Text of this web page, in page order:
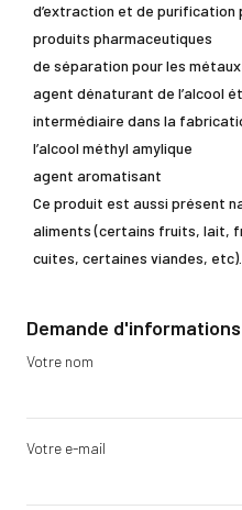
d’extraction et de
produits pharmaceutiques
de séparation pour les métaux
agent dénaturant de l’alcool
intermédiaire dans la
l’alcool méthyl amylique
agent aromatisant
Ce produit est aussi présent
aliments (certains fruits, lait,
cuites, certaines viandes, etc).
Demande d'informations
Votre nom
Votre e-mail